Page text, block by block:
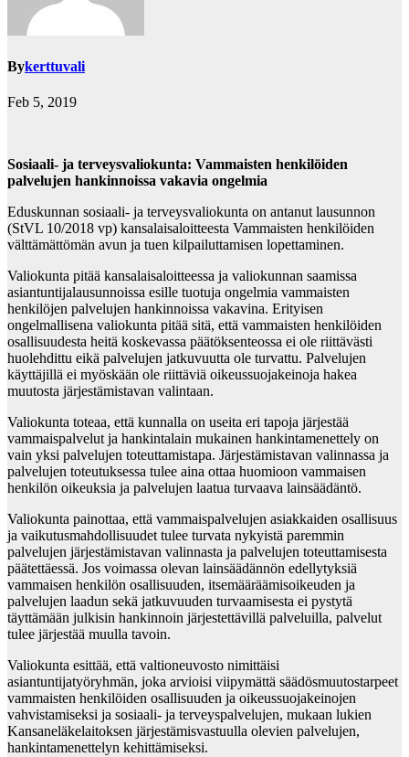
Bykerttuvali
Feb 5, 2019
Sosiaali- ja terveysvaliokunta: Vammaisten henkilöiden
palvelujen hankinnoissa vakavia ongelmia
Eduskunnan sosiaali- ja terveysvaliokunta on antanut lausunnon
(StVL 10/2018 vp) kansalaisaloitteesta Vammaisten henkilöiden
välttämättömän avun ja tuen kilpailuttamisen lopettaminen.
Valiokunta pitää kansalaisaloitteessa ja valiokunnan saamissa
asiantuntijalausunnoissa esille tuotuja ongelmia vammaisten
henkilöjen palvelujen hankinnoissa vakavina. Erityisen
ongelmallisena valiokunta pitää sitä, että vammaisten henkilöiden
osallisuudesta heitä koskevassa päätöksenteossa ei ole riittävästi
huolehdittu eikä palvelujen jatkuvuutta ole turvattu. Palvelujen
käyttäjillä ei myöskään ole riittäviä oikeussuojakeinoja hakea
muutosta järjestämistavan valintaan.
Valiokunta toteaa, että kunnalla on useita eri tapoja järjestää
vammaispalvelut ja hankintalain mukainen hankintamenettely on
vain yksi palvelujen toteuttamistapa. Järjestämistavan valinnassa ja
palvelujen toteutuksessa tulee aina ottaa huomioon vammaisen
henkilön oikeuksia ja palvelujen laatua turvaava lainsäädäntö.
Valiokunta painottaa, että vammaispalvelujen asiakkaiden osallisuus
ja vaikutusmahdollisuudet tulee turvata nykyistä paremmin
palvelujen järjestämistavan valinnasta ja palvelujen toteuttamisesta
päätettäessä. Jos voimassa olevan lainsäädännön edellytyksiä
vammaisen henkilön osallisuuden, itsemääräämisoikeuden ja
palvelujen laadun sekä jatkuvuuden turvaamisesta ei pystytä
täyttämään julkisin hankinnoin järjestettävillä palveluilla, palvelut
tulee järjestää muulla tavoin.
Valiokunta esittää, että valtioneuvosto nimittäisi
asiantuntijatyöryhmän, joka arvioisi viipymättä säädösmuutostarpeet
vammaisten henkilöiden osallisuuden ja oikeussuojakeinojen
vahvistamiseksi ja sosiaali- ja terveyspalvelujen, mukaan lukien
Kansaneläkelaitoksen järjestämisvastuulla olevien palvelujen,
hankintamenettelyn kehittämiseksi.